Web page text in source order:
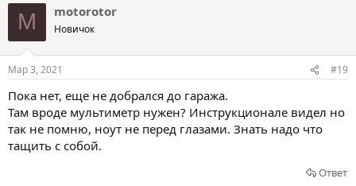
M motorotor
Новичок
Мар 3, 2021 #19
Пока нет, еще не добрался до гаража.
Там вроде мультиметр нужен? Инструкционале видел но
так не помню, ноут не перед глазами. Знать надо что
тащить с собой.
Ответ